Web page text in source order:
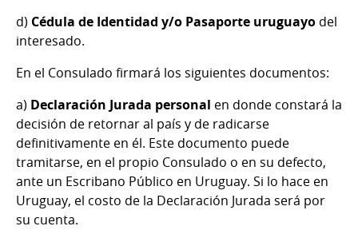
d) Cédula de Identidad y/o Pasaporte uruguayo del
interesado.
En el Consulado firmará los siguientes documentos:
a) Declaración Jurada personal en donde constará la
decisión de retornar al país y de radicarse
definitivamente en él. Este documento puede
tramitarse, en el propio Consulado o en su defecto,
ante un Escribano Público en Uruguay. Si lo hace en
Uruguay, el costo de la Declaración Jurada será por
su cuenta.